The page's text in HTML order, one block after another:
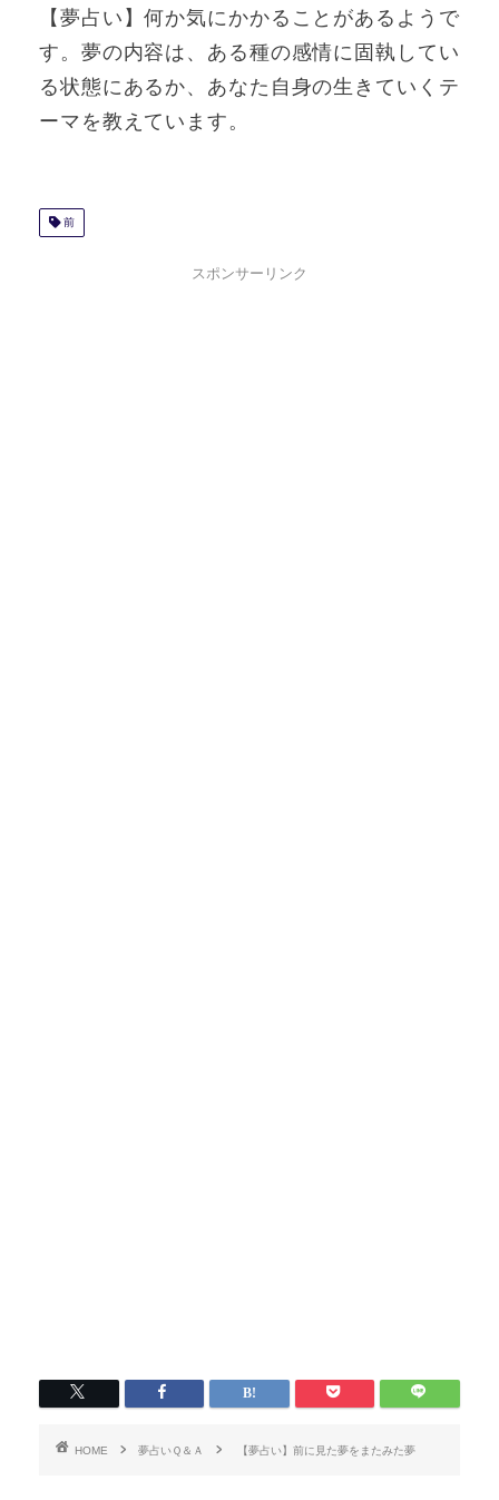
【夢占い】何か気にかかることがあるようで
す。夢の内容は、ある種の感情に固執してい
る状態にあるか、あなた自身の生きていくテ
ーマを教えています。
前
スポンサーリンク
HOME 夢占いＱ＆Ａ 【夢占い】前に見た夢をまたみた夢